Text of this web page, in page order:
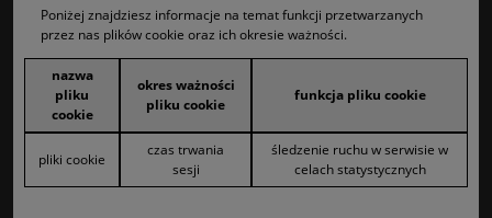
Poniżej znajdziesz informacje na temat funkcji przetwarzanych
przez nas plików cookie oraz ich okresie ważności.
nazwa
pliku
cookie
okres ważności
pliku cookie
funkcja pliku cookie
pliki cookie
czas trwania
sesji
śledzenie ruchu w serwisie w
celach statystycznych